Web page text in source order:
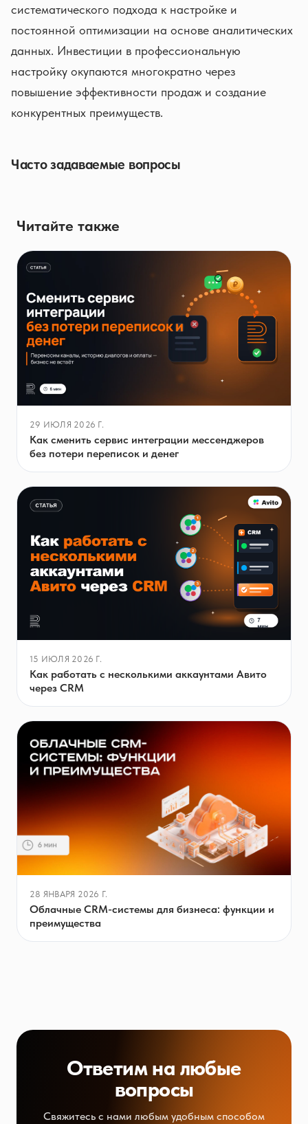
систематического подхода к настройке и
постоянной оптимизации на основе аналитических
данных. Инвестиции в профессиональную
настройку окупаются многократно через
повышение эффективности продаж и создание
конкурентных преимуществ.
Часто задаваемые вопросы
Читайте также
29 ИЮЛЯ 2026 Г.
Как сменить сервис интеграции мессенджеров
без потери переписок и денег
15 ИЮЛЯ 2026 Г.
Как работать с несколькими аккаунтами Авито
через CRM
28 ЯНВАРЯ 2026 Г.
Облачные CRM-системы для бизнеса: функции и
преимущества
Ответим на любые
вопросы
Свяжитесь с нами любым удобным способом